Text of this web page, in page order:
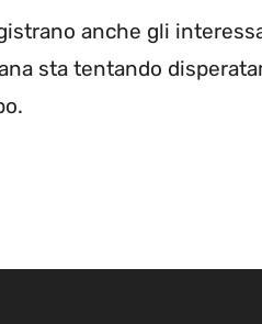
anche gli
sta tentando